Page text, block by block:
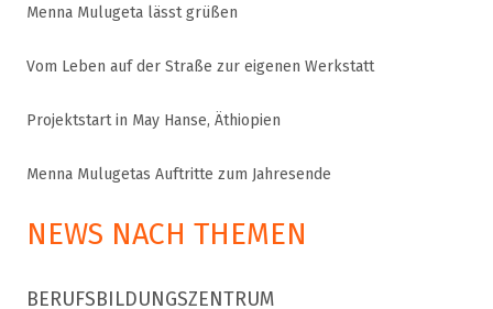
Menna Mulugeta lässt grüßen
Vom Leben auf der Straße zur eigenen Werkstatt
Projektstart in May Hanse, Äthiopien
Menna Mulugetas Auftritte zum Jahresende
NEWS NACH THEMEN
BERUFSBILDUNGSZENTRUM